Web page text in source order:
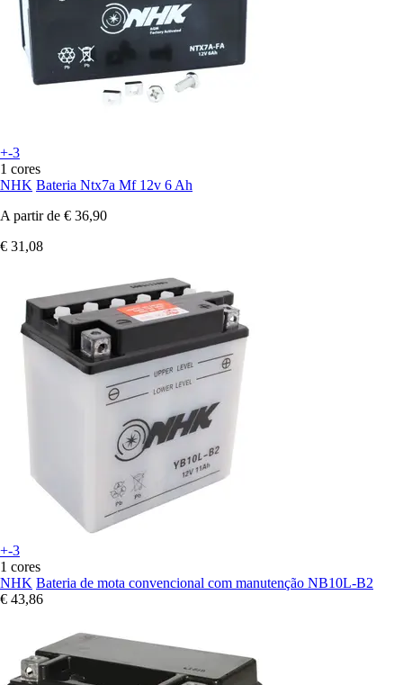
+-3
1 cores
NHK Bateria Ntx7a Mf 12v 6 Ah
A partir de € 36,90
€ 31,08
+-3
1 cores
NHK Bateria de mota convencional com manutenção NB10L-B2
€ 43,86